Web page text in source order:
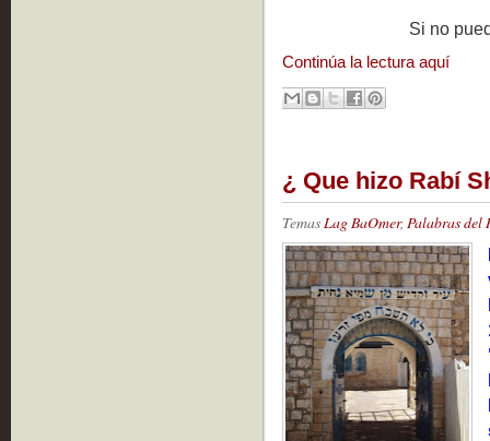
Si no
Continúa la lectura aquí
¿ Que hizo Rabí
Temas Lag BaOmer, Palabras del